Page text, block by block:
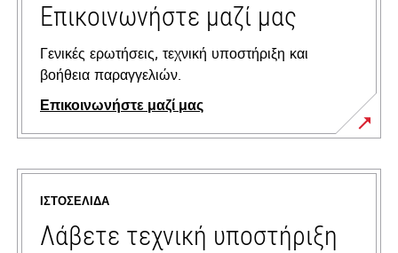
Επικοινωνήστε μαζί μας
Γενικές ερωτήσεις, τεχνική υποστήριξη και
βοήθεια παραγγελιών.
Επικοινωνήστε μαζί μας
ΙΣΤΟΣΕΛΊΔΑ
Λάβετε τεχνική υποστήριξη